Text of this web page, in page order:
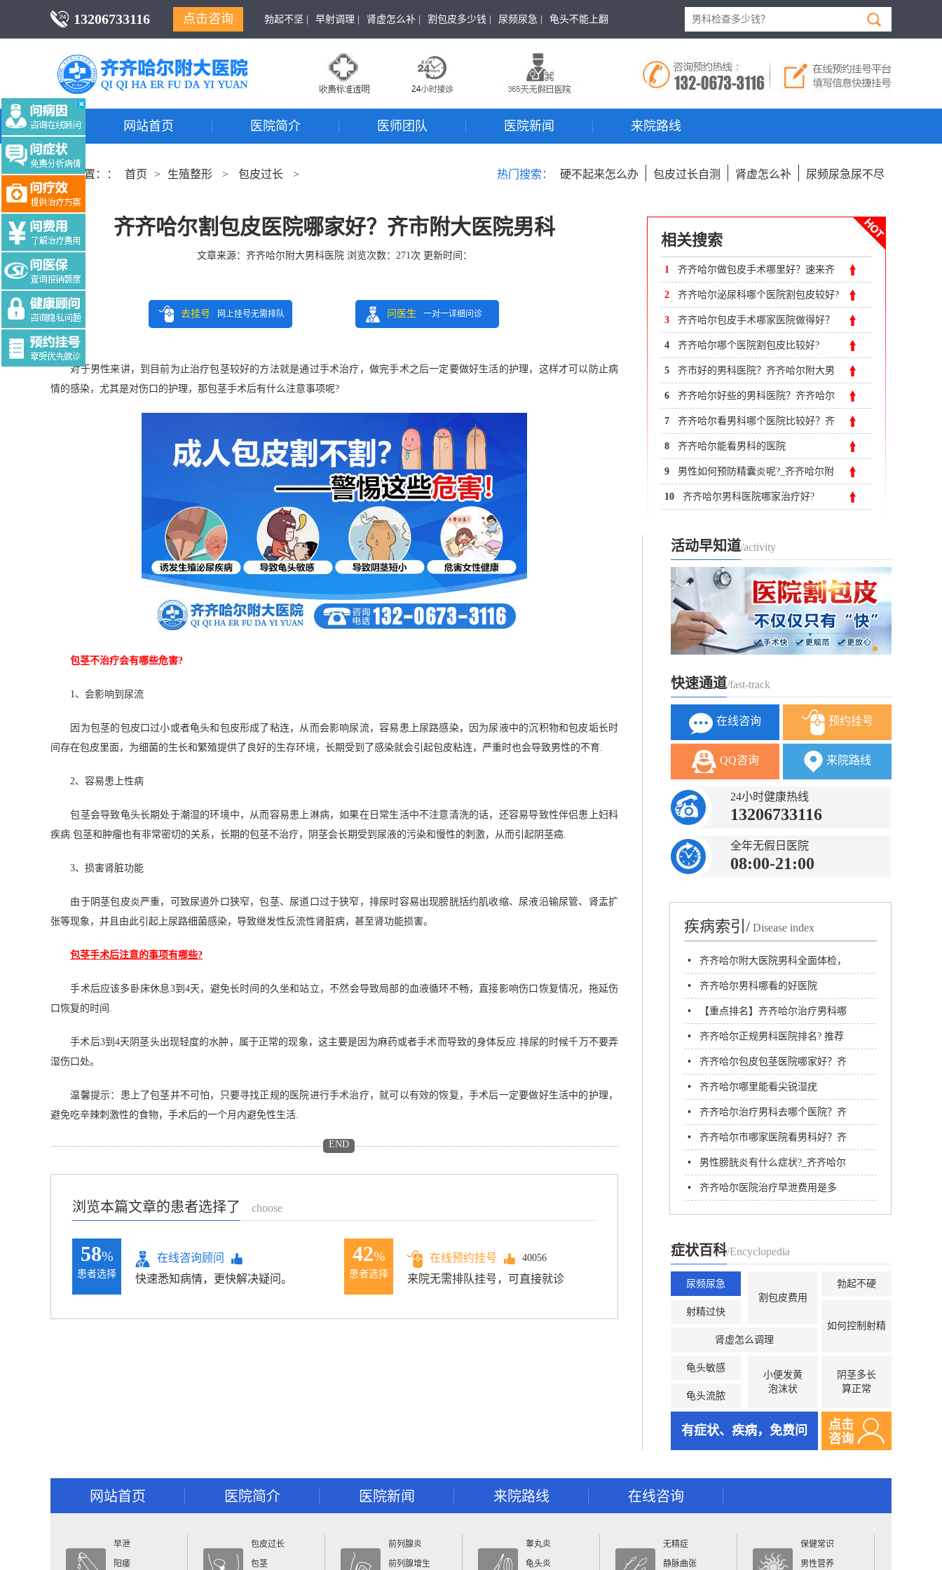
13206733116 点击咨询 勃起不坚 | 早射调理 | 肾虚怎么补 | 割包皮多少钱 | 尿频尿急 | 龟头不能上翻
网站首页 医院简介 医师团队 医院新闻 来院路线
当前位置：： 首页 > 生殖整形 > 包皮过长 > 热门搜索： 硬不起来怎么办 包皮过长自测 肾虚怎么补 尿频尿急尿不尽
齐齐哈尔割包皮医院哪家好？齐市附大医院男科
文章来源： 齐齐哈尔附大男科医院浏览次数： 271次 更新时间：
去挂号 网上挂号无需排队 问医生 一对一详细问诊
Tag:$tag
对于男性来讲，到目前为止治疗包茎较好的方法就是通过手术治疗，做完手术之后一定要做好生活的护理，这样才可以防止病
情的感染，尤其是对伤口的护理，那包茎手术后有什么注意事项呢?
包茎不治疗会有哪些危害?
1、会影响到尿流
因为包茎的包皮口过小或者龟头和包皮形成了粘连，从而会影响尿流，容易患上尿路感染，因为尿液中的沉积物和包皮垢长时
间存在包皮里面，为细菌的生长和繁殖提供了良好的生存环境，长期受到了感染就会引起包皮粘连，严重时也会导致男性的不育.
2、容易患上性病
包茎会导致龟头长期处于潮湿的环境中，从而容易患上淋病，如果在日常生活中不注意清洗的话，还容易导致性伴侣患上妇科
疾病.包茎和肿瘤也有非常密切的关系，长期的包茎不治疗，阴茎会长期受到尿液的污染和慢性的刺激，从而引起阴茎癌.
3、损害肾脏功能
由于阴茎包皮炎严重，可致尿道外口狭窄，包茎、尿道口过于狭窄，排尿时容易出现膀胱括约肌收缩、尿液沿输尿管、肾盂扩
张等现象，并且由此引起上尿路细菌感染，导致继发性反流性肾脏病，甚至肾功能损害。
包茎手术后注意的事项有哪些?
手术后应该多卧床休息3到4天，避免长时间的久坐和站立，不然会导致局部的血液循环不畅，直接影响伤口恢复情况，拖延伤
口恢复的时间.
手术后3到4天阴茎头出现轻度的水肿，属于正常的现象，这主要是因为麻药或者手术而导致的身体反应.排尿的时候千万不要弄
湿伤口处。
温馨提示：患上了包茎并不可怕，只要寻找正规的医院进行手术治疗，就可以有效的恢复，手术后一定要做好生活中的护理，
避免吃辛辣刺激性的食物，手术后的一个月内避免性生活.
END
浏览本篇文章的患者选择了 choose
58%
患者选择
在线咨询顾问
快速悉知病情，更快解决疑问。
42%
患者选择
在线预约挂号 40056
来院无需排队挂号，可直接就诊
相关搜索
1 齐齐哈尔做包皮手术哪里好？速来齐
齐哈尔附大男科医院
2 齐齐哈尔泌尿科哪个医院割包皮较好?
齐市附大医院男科
3 齐齐哈尔包皮手术哪家医院做得好？
齐齐哈尔附大男科医院
4 齐齐哈尔哪个医院割包皮比较好?
5 齐市好的男科医院？齐齐哈尔附大男
科医院
6 齐齐哈尔好些的男科医院？齐齐哈尔
附大男科医院
7 齐齐哈尔看男科哪个医院比较好？齐
齐哈尔男科医院哪里好
8 齐齐哈尔能看男科的医院
9 男性如何预防精囊炎呢?_齐齐哈尔附
大男科医院
10 齐齐哈尔男科医院哪家治疗好?
活动早知道/activity
快速通道/fast-track
在线咨询 预约挂号
QQ咨询 来院路线
24小时健康热线
13206733116
全年无假日医院
08:00-21:00
疾病索引/ Disease index
• 齐齐哈尔附大医院男科全面体检，
呵护男性健康防线
• 齐齐哈尔男科哪看的好医院
• 【重点排名】齐齐哈尔治疗男科哪
家好
• 齐齐哈尔正规男科医院排名? 推荐
齐齐哈尔附大男科医院
• 齐齐哈尔包皮包茎医院哪家好？齐
齐哈尔附大男科医院
• 齐齐哈尔哪里能看尖锐湿疣
• 齐齐哈尔治疗男科去哪个医院？齐
齐哈尔附大男科医院
• 齐齐哈尔市哪家医院看男科好？齐
齐哈尔附大男科医院
• 男性膀胱炎有什么症状?_齐齐哈尔
附大男科医院
• 齐齐哈尔医院治疗早泄费用是多
少?
症状百科/Encyclopedia
尿频尿急
割包皮费用
射精过快
肾虚怎么调理
龟头敏感
小便发黄
泡沫状
龟头流脓
勃起不硬
如何控制射精
阴茎多长
算正常
有症状、疾病，免费问
点击
咨询
网站首页 医院简介 医院新闻 来院路线 在线咨询
早泄
阳痿
包皮过长
包茎
前列腺炎
前列腺增生
睾丸炎
龟头炎
无精症
静脉曲张
保健常识
男性营养